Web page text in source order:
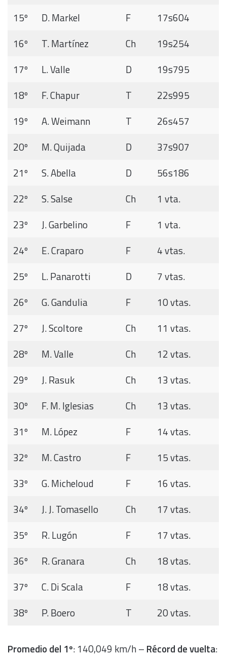
15º
D. Markel F
17s604
16º
T. Martínez Ch
19s254
17º
L. Valle D
19s795
18º
F. Chapur T
22s995
19º
A. Weimann T
26s457
20º
M. Quijada D
37s907
21º
S. Abella D
56s186
22º
S. Salse Ch
1 vta.
23º
J. Garbelino F
1 vta.
24º
E. Craparo F
4 vtas.
25º
L. Panarotti D
7 vtas.
26º
G. Gandulia F
10 vtas.
27º
J. Scoltore Ch
11 vtas.
28º
M. Valle Ch
12 vtas.
29º
J. Rasuk Ch
13 vtas.
30º
F. M. Iglesias Ch
13 vtas.
31º
M. López F
14 vtas.
32º
M. Castro F
15 vtas.
33º
G. Micheloud F
16 vtas.
34º
J. J. Tomasello Ch
17 vtas.
35º
R. Lugón F
17 vtas.
36º
R. Granara Ch
18 vtas.
37º
C. Di Scala F
18 vtas.
38º
P. Boero T 20 vtas.
Promedio del 1º: 140,049 km/h – Récord de vuelta: